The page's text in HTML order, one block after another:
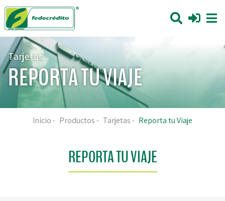
Tarjetas
REPORTA TU VIAJE
Inicio- Productos- Tarjetas- Reporta tu Viaje
REPORTA TU VIAJE